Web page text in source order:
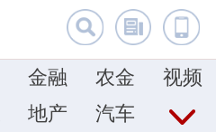
金融 农金
视频
地产 汽车